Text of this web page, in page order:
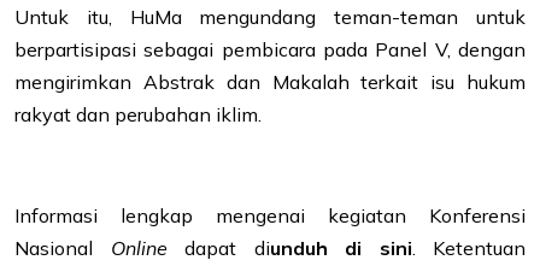
Untuk itu, HuMa mengundang teman-teman untuk
berpartisipasi sebagai pembicara pada Panel V, dengan
mengirimkan Abstrak dan Makalah terkait isu hukum
rakyat dan perubahan iklim.
Informasi lengkap mengenai kegiatan Konferensi
Nasional Online dapat diunduh di sini . Ketentuan